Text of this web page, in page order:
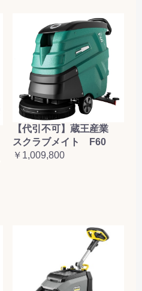
【代引不可】蔵王産業
スクラブメイト F60
￥1,009,800